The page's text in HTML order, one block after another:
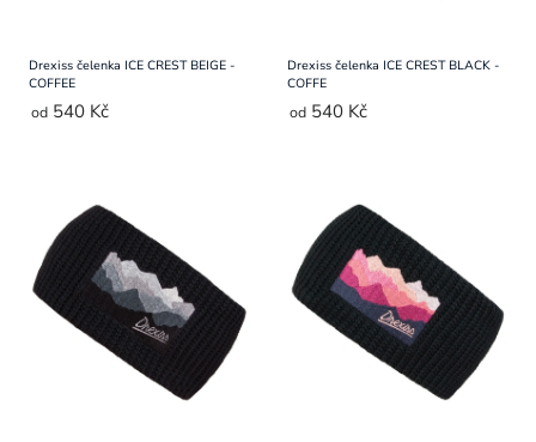
Drexiss čelenka ICE CREST BEIGE -
COFFEE
od 540 Kč
Drexiss čelenka ICE CREST BLACK -
COFFE
od 540 Kč